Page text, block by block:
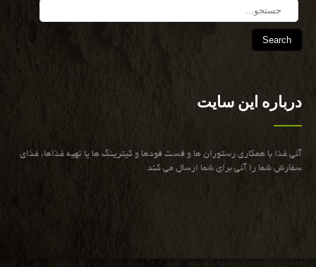
درباره این سایت
آنی غذا با همكاری رستوران ها و فست فودها و كیترینگ ها یا تهیه غذاها، غذای
سفارش شما را آنی برای شما ارسال می كند.